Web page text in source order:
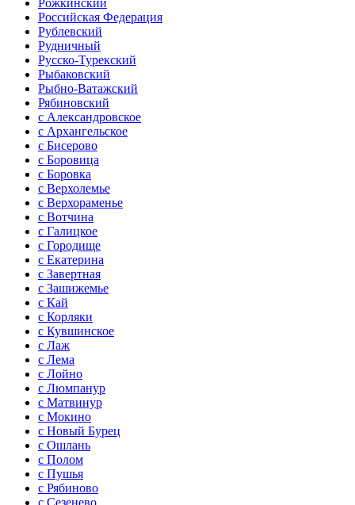
Российская Федерация
Рублевский
Рудничный
Русско-Турекский
Рыбаковский
Рыбно-Ватажский
Рябиновский
с Александровское
с Архангельское
с Бисерово
с Боровица
с Боровка
с Верхолемье
с Верхораменье
с Вотчина
с Галицкое
с Городище
с Екатерина
с Завертная
с Зашижемье
с Кай
с Корляки
с Кувшинское
с Лаж
с Лема
с Лойно
с Люмпанур
с Матвинур
с Мокино
с Новый Бурец
с Ошлань
с Полом
с Пушья
с Рябиново
с Сезенево